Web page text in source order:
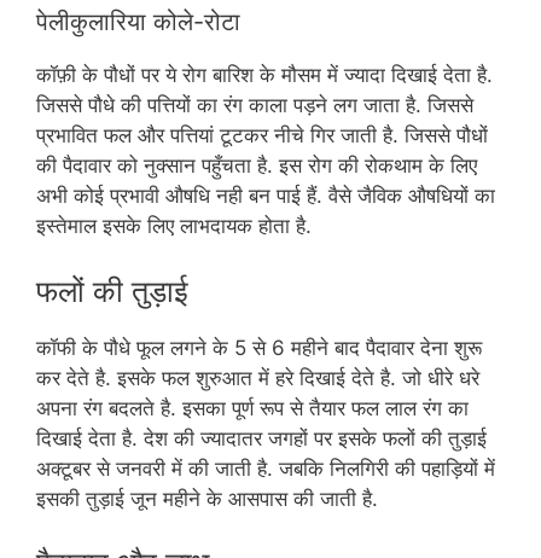
पेलीकुलारिया कोले-रोटा
कॉफ़ी के पौधों पर ये रोग बारिश के मौसम में ज्यादा दिखाई देता है.
जिससे पौधे की पत्तियों का रंग काला पड़ने लग जाता है. जिससे
प्रभावित फल और पत्तियां टूटकर नीचे गिर जाती है. जिससे पौधों
की पैदावार को नुक्सान पहुँचता है. इस रोग की रोकथाम के लिए
अभी कोई प्रभावी औषधि नही बन पाई हैं. वैसे जैविक औषधियों का
इस्तेमाल इसके लिए लाभदायक होता है.
फलों की तुड़ाई
कॉफी के पौधे फूल लगने के 5 से 6 महीने बाद पैदावार देना शुरू
कर देते है. इसके फल शुरुआत में हरे दिखाई देते है. जो धीरे धरे
अपना रंग बदलते है. इसका पूर्ण रूप से तैयार फल लाल रंग का
दिखाई देता है. देश की ज्यादातर जगहों पर इसके फलों की तुड़ाई
अक्टूबर से जनवरी में की जाती है. जबकि निलगिरी की पहाड़ियों में
इसकी तुड़ाई जून महीने के आसपास की जाती है.